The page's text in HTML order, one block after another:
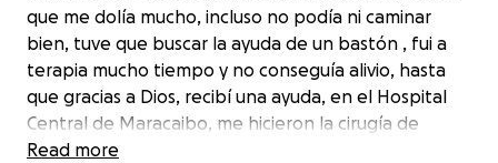
que me dolía mucho, incluso no podía ni caminar
bien, tuve que buscar la ayuda de un bastón , fui a
terapia mucho tiempo y no conseguía alivio, hasta
que gracias a Dios, recibí una ayuda, en el Hospital
Central de Maracaibo, me hicieron la cirugía de
implantación de una Prótesis en mi rodilla derecha el
Read more